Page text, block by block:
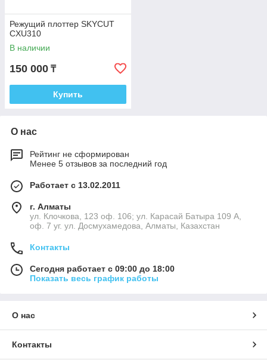
Режущий плоттер SKYCUT
CXU310
В наличии
150 000 ₸
Купить
О нас
Рейтинг не сформирован
Менее 5 отзывов за последний год
Работает с 13.02.2011
г. Алматы
ул. Клочкова, 123 оф. 106; ул. Карасай Батыра 109 А,
оф. 7 уг. ул. Досмухамедова, Алматы, Казахстан
Контакты
Сегодня работает с 09:00 до 18:00
Показать весь график работы
О нас
Контакты